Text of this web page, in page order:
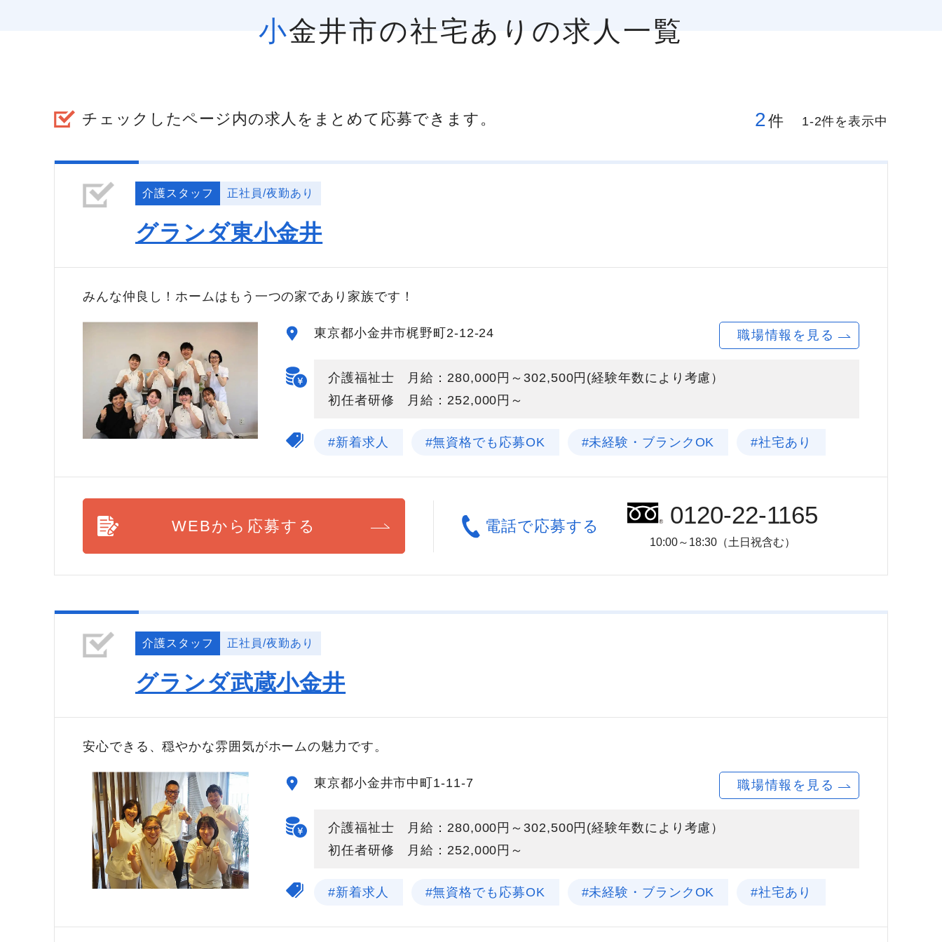
小金井市の社宅ありの求人一覧
チェックしたページ内の求人をまとめて応募できます。 2件 1-2件を表示中
介護スタッフ 正社員/夜勤あり
グランダ東小金井
みんな仲良し！ホームはもう一つの家であり家族です！
東京都小金井市梶野町2-12-24 職場情報を見る
介護福祉士 月給：280,000円～302,500円(経験年数により考慮）
初任者研修 月給：252,000円～
#新着求人 #無資格でも応募OK #未経験・ブランクOK #社宅あり
WEBから応募する 電話で応募する 0120-22-1165
10:00～18:30（土日祝含む）
介護スタッフ 正社員/夜勤あり
グランダ武蔵小金井
安心できる、穏やかな雰囲気がホームの魅力です。
東京都小金井市中町1-11-7 職場情報を見る
介護福祉士 月給：280,000円～302,500円(経験年数により考慮）
初任者研修 月給：252,000円～
#新着求人 #無資格でも応募OK #未経験・ブランクOK #社宅あり